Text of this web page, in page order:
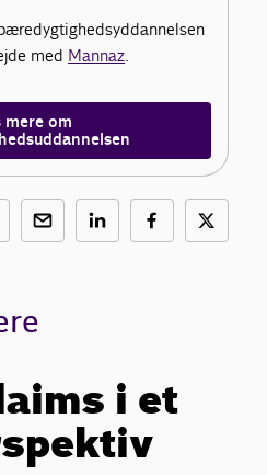
med Mannaz.
mere om
i et